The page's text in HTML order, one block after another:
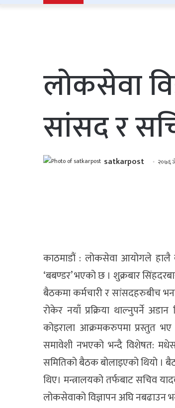
लोकसेवा
सांसद र
satkarpost २०७६
काठमाडौं : लोकसेवा आयोगले हालै
‘बबण्डर’ भएको छ । शुक्रबार
बैठकमा कर्मचारी र सांसदहरुबीच
रोकेर नयाँ प्रक्रिया थाल्नुपर्ने
कोइराला आक्रमकरुपमा प्रस्तुत
समावेशी नभएको भन्दै विशेषत:
समितिको बैठक बोलाइएको थियो ।
थिए। मन्त्रालयको तर्फबाट सचिव
लोकसेवाको विज्ञापन अघि नबढाउन